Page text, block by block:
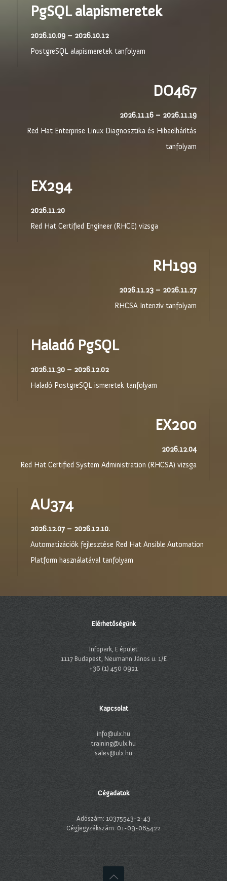
PgSQL alapismeretek
2026.10.09 – 2026.10.12
PostgreSQL alapismeretek tanfolyam
DO467
2026.11.16 – 2026.11.19
Red Hat Enterprise Linux Diagnosztika és Hibaelhárítás
tanfolyam
EX294
2026.11.20
Red Hat Certified Engineer (RHCE) vizsga
RH199
2026.11.23 – 2026.11.27
RHCSA Intenzív tanfolyam
Haladó PgSQL
2026.11.30 – 2026.12.02
Haladó PostgreSQL ismeretek tanfolyam
EX200
2026.12.04
Red Hat Certified System Administration (RHCSA) vizsga
AU374
2026.12.07 – 2026.12.10.
Automatizációk fejlesztése Red Hat Ansible Automation
Platform használatával tanfolyam
Elérhetőségünk
Infopark, E épület
1117 Budapest, Neumann János u. 1/E
+36 (1) 450 0921
Kapcsolat
info@ulx.hu
training@ulx.hu
sales@ulx.hu
Cégadatok
Adószám: 10375543-2-43
Cégjegyzékszám: 01-09-065422